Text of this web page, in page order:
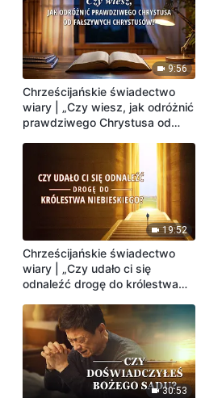
9:56
Chrześcijańskie świadectwo
wiary | „Czy wiesz, jak odróżnić
prawdziwego Chrystusa od
19:52
Chrześcijańskie świadectwo
wiary | „Czy udało ci się
odnaleźć drogę do królestwa
30:53